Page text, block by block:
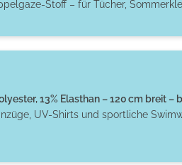
Stoff – für Tücher,
13% Elasthan – 120 cm breit –
UV-Shirts und sportliche